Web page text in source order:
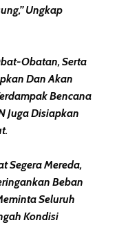
Ungkap
Obatan, Serta
Dan Akan
Bencana
Juga Disiapkan
Segera Mereda,
Beban
Seluruh
Kondisi